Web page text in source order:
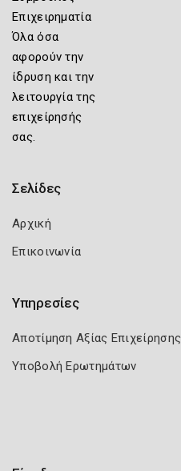
Επιχειρηματία
Όλα όσα
αφορούν την
ίδρυση και την
λειτουργία της
επιχείρησής
σας.
Σελίδες
Αρχική
Επικοινωνία
Υπηρεσίες
Αποτίμηση Αξίας Επιχείρησης
Υποβολή Ερωτημάτων